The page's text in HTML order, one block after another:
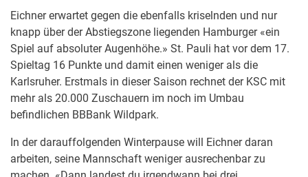
Eichner erwartet gegen die ebenfalls kriselnden und nur
knapp über der Abstiegszone liegenden Hamburger «ein
Spiel auf absoluter Augenhöhe.» St. Pauli hat vor dem 17.
Spieltag 16 Punkte und damit einen weniger als die
Karlsruher. Erstmals in dieser Saison rechnet der KSC mit
mehr als 20.000 Zuschauern im noch im Umbau
befindlichen BBBank Wildpark.
In der darauffolgenden Winterpause will Eichner daran
arbeiten, seine Mannschaft weniger ausrechenbar zu